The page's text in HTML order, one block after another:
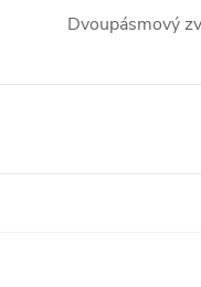
Dvoupásmový